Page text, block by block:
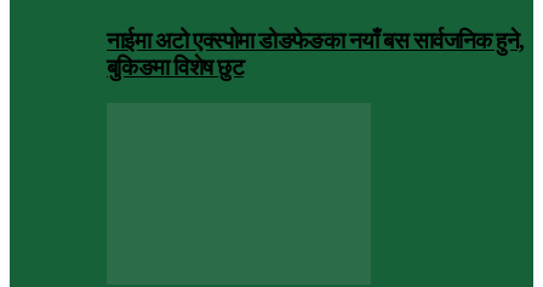
नाईमा अटो एक्स्पोमा डोङफेङका नयाँ बस सार्वजनिक हुने,
बुकिङमा विशेष छुट